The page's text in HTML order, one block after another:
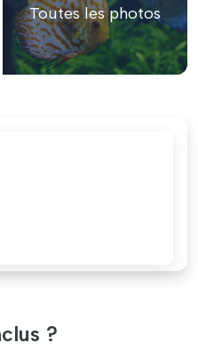
Toutes les photos
?